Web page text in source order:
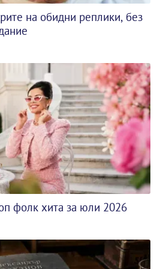
на обидни реплики, без
фолк хита за юли 2026